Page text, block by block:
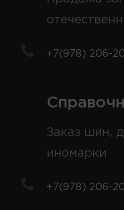
+7(978) 206-
Заказ шин,
иномарки
+7(978) 206-